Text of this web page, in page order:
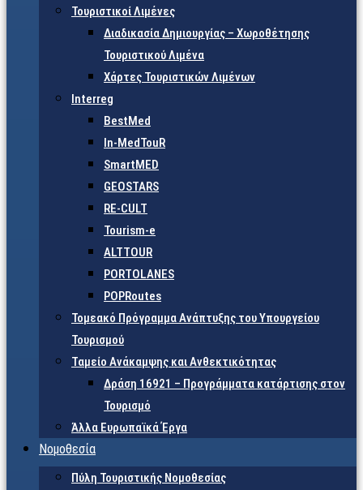
Τουριστικοί Λιμένες
Διαδικασία Δημιουργίας – Χωροθέτησης
Τουριστικού Λιμένα
Χάρτες Τουριστικών Λιμένων
Interreg
BestMed
In-MedTouR
SmartMED
GEOSTARS
RE-CULT
Tourism-e
ALTTOUR
PORTOLANES
POPRoutes
Τομεακό Πρόγραμμα Ανάπτυξης του Υπουργείου
Τουρισμού
Ταμείο Ανάκαμψης και Ανθεκτικότητας
Δράση 16921 – Προγράμματα κατάρτισης στον
Τουρισμό
Άλλα Ευρωπαϊκά Έργα
Νομοθεσία
Πύλη Τουριστικής Νομοθεσίας